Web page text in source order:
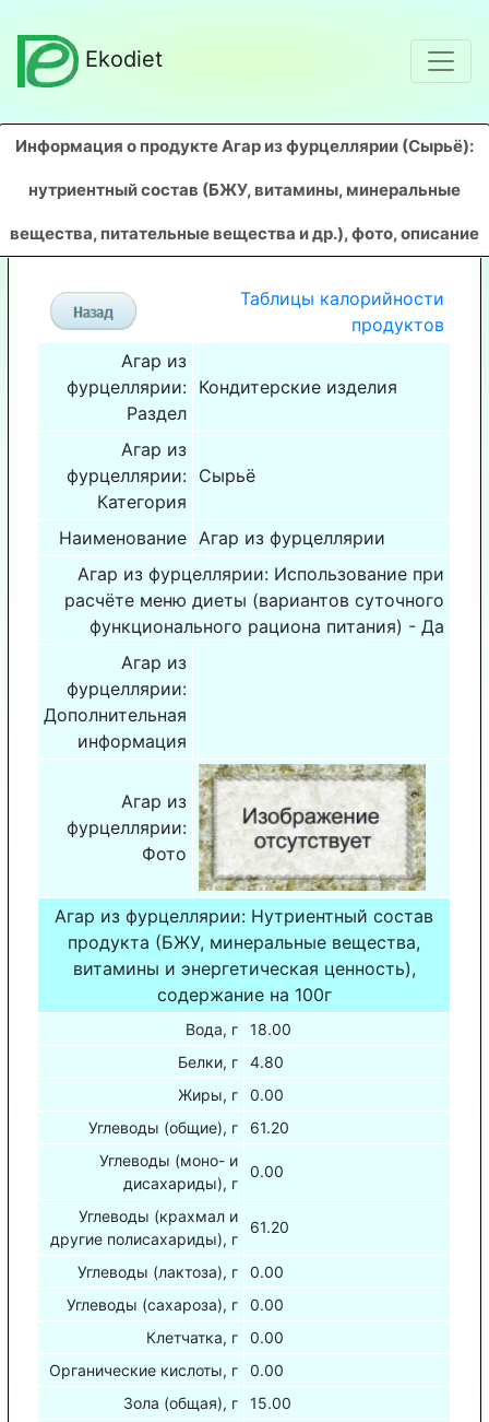
Ekodiet
Информация о продукте Агар из фурцеллярии (Сырьё):
нутриентный состав (БЖУ, витамины, минеральные
вещества, питательные вещества и др.), фото, описание
Таблицы калорийности
продуктов
Агар из
фурцеллярии:
Раздел
Кондитерские изделия
Агар из
фурцеллярии:
Категория
Сырьё
Наименование Агар из фурцеллярии
Агар из фурцеллярии: Использование при
расчёте меню диеты (вариантов суточного
функционального рациона питания) - Да
Агар из
фурцеллярии:
Дополнительная
информация
Агар из
фурцеллярии:
Фото
Агар из фурцеллярии: Нутриентный состав
продукта (БЖУ, минеральные вещества,
витамины и энергетическая ценность),
содержание на 100г
Вода, г
18.00
Белки, г
4.80
Жиры, г
0.00
Углеводы (общие), г
61.20
Углеводы (моно- и
дисахариды), г
0.00
Углеводы (крахмал и
другие полисахариды), г
61.20
Углеводы (лактоза), г
0.00
Углеводы (сахароза), г
0.00
Клетчатка, г
0.00
Органические кислоты, г
0.00
Зола (общая), г
15.00